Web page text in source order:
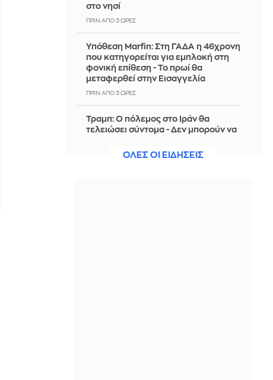
στο νησί
ΠΡΙΝ ΑΠΌ 3 ΏΡΕΣ
Υπόθεση Marfin: Στη ΓΑΔΑ η 46χρονη
που κατηγορείται για εμπλοκή στη
φονική επίθεση - Το πρωί θα
μεταφερθεί στην Εισαγγελία
ΠΡΙΝ ΑΠΌ 3 ΏΡΕΣ
Τραμπ: Ο πόλεμος στο Ιράν θα
τελειώσει σύντομα - Δεν μπορούν να
ΠΡΙΝ ΑΠΌ 3 ΏΡΕΣΟΛΕΣ ΟΙ ΕΙΔΗΣΕΙΣ